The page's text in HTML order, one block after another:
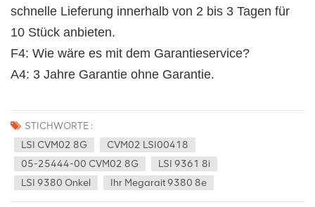
schnelle Lieferung innerhalb von 2 bis 3 Tagen für
10 Stück anbieten.
F4: Wie wäre es mit dem Garantieservice?
A4: 3 Jahre Garantie ohne Garantie.
STICHWORTE :
LSI CVM02 8G
CVM02 LSI00418
05-25444-00 CVM02 8G
LSI 9361 8i
LSI 9380 Onkel
Ihr Megarait 9380 8e